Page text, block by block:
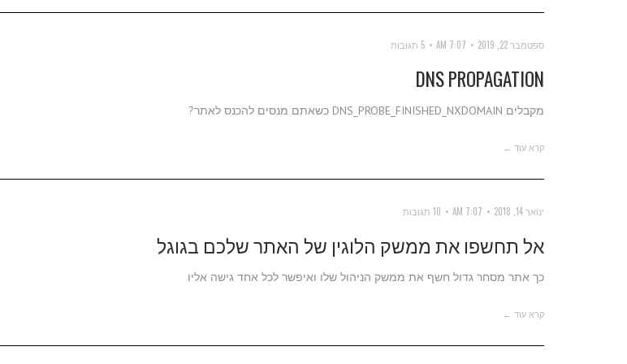
ספטמבר 22, 2019 7:07 AM 5 תגובות
DNS PROPAGATION
מקבלים DNS_PROBE_FINISHED_NXDOMAIN כשאתם מנסים להכנס לאתר?
קרא עוד ←
ינואר 14, 2018 7:07 AM 10 תגובות
אל תחשפו את ממשק הלוגין של האתר שלכם בגוגל
כך אתר מסחר גדול חשף את ממשק הניהול שלו ואיפשר לכל אחד גישה אליו
קרא עוד ←